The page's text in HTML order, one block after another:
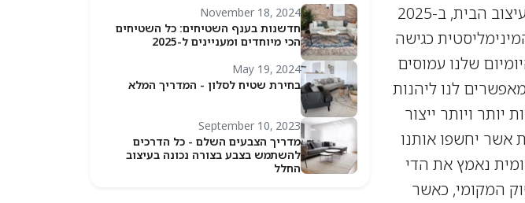
עיצוב מודע, חומרים, מחזור + קיימות. מבחינת הטרנדים המובילים בעיצוב הבית, ב-2025
כגישה
שלנו עמוסים
לנו ליהנות
יותר ויותר ייצור
אשר יחשפו אותנו
נאמץ את הדי
המקומי, כאשר
November 18, 2024
חדשנות בענף השטיחים: כל השטיחים
הכי מיוחדים ומעניינים ל-2025
May 19, 2024
בחירת שטיח לסלון - המדריך המלא
September 10, 2023
מדריך הצבעים השלם - כל הדרכים
להשתמש בצבע בצורה נכונה בעיצוב
החלל